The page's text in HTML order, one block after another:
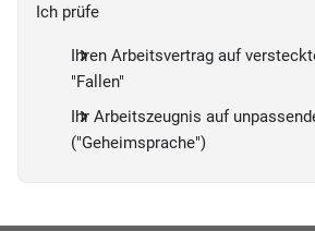
Ich prüfe
Ihren Arbeitsvertrag auf
"Fallen"
Ihr Arbeitszeugnis auf
("Geheimsprache")